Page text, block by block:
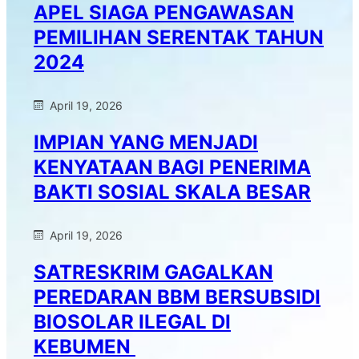
APEL SIAGA PENGAWASAN
PEMILIHAN SERENTAK TAHUN
2024
April 19, 2026
IMPIAN YANG MENJADI
KENYATAAN BAGI PENERIMA
BAKTI SOSIAL SKALA BESAR
April 19, 2026
SATRESKRIM GAGALKAN
PEREDARAN BBM BERSUBSIDI
BIOSOLAR ILEGAL DI
KEBUMEN